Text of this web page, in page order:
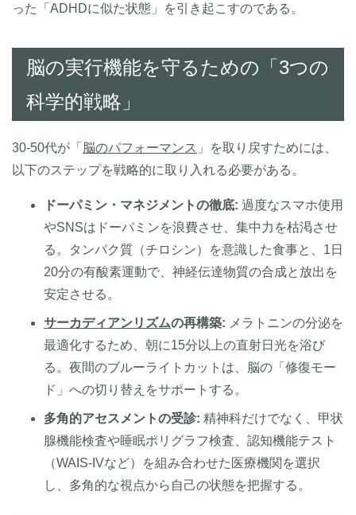
った「ADHDに似た状態」を引き起こすのである。
脳の実行機能を守るための「3つの
科学的戦略」
30-50代が「 脳のパフォーマンス 」を取り戻すためには、
以下のステップを戦略的に取り入れる必要がある。
ドーパミン・マネジメントの徹底: 過度なスマホ使用
やSNSはドーパミンを浪費させ、集中力を枯渇させ
る。タンパク質（チロシン）を意識した食事と、1日
20分の有酸素運動で、神経伝達物質の合成と放出を
安定させる。
サーカディアンリズムの再構築: メラトニンの分泌を
最適化するため、朝に15分以上の直射日光を浴び
る。夜間のブルーライトカットは、脳の「修復モー
ド」への切り替えをサポートする。
多角的アセスメントの受診: 精神科だけでなく、甲状
腺機能検査や睡眠ポリグラフ検査、認知機能テスト
（WAIS-IVなど）を組み合わせた医療機関を選択
し、多角的な視点から自己の状態を把握する。